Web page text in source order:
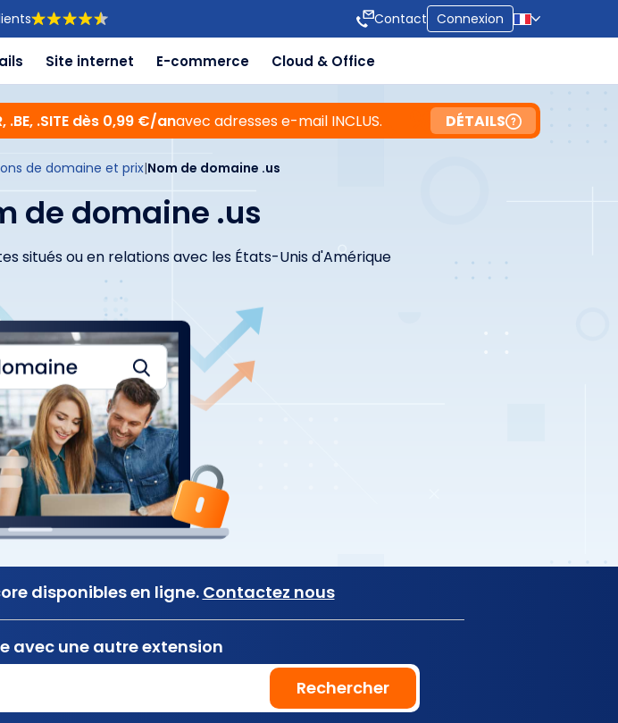
Contact Connexion
Site internet E-commerce Cloud & Office
.SITE dès 0,99 €/anavec adresses e-mail INCLUS. DÉTAILS
de domaine et prix|Nom de domaine .us
de domaine .us
situés ou en relations avec les États-Unis d'Amérique
disponibles en ligne.Contactez nous
avec une autre extension
Rechercher